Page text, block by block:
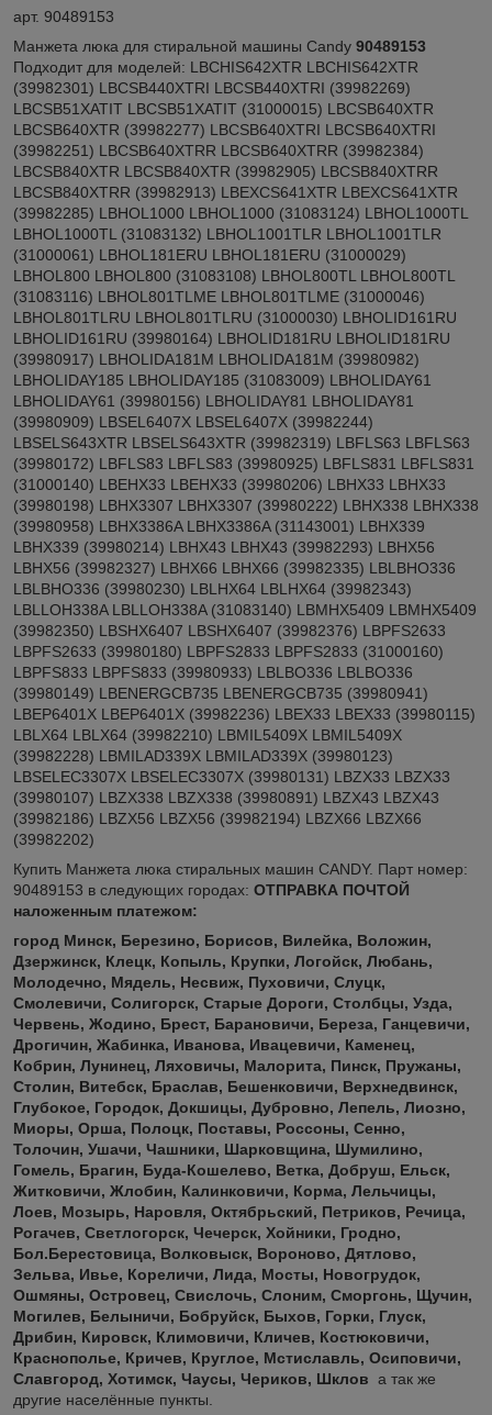
арт. 90489153
Манжета люка для стиральной машины Candy 90489153
Подходит для моделей: LBCHIS642XTR LBCHIS642XTR
(39982301) LBCSB440XTRI LBCSB440XTRI (39982269)
LBCSB51XATIT LBCSB51XATIT (31000015) LBCSB640XTR
LBCSB640XTR (39982277) LBCSB640XTRI LBCSB640XTRI
(39982251) LBCSB640XTRR LBCSB640XTRR (39982384)
LBCSB840XTR LBCSB840XTR (39982905) LBCSB840XTRR
LBCSB840XTRR (39982913) LBEXCS641XTR LBEXCS641XTR
(39982285) LBHOL1000 LBHOL1000 (31083124) LBHOL1000TL
LBHOL1000TL (31083132) LBHOL1001TLR LBHOL1001TLR
(31000061) LBHOL181ERU LBHOL181ERU (31000029)
LBHOL800 LBHOL800 (31083108) LBHOL800TL LBHOL800TL
(31083116) LBHOL801TLME LBHOL801TLME (31000046)
LBHOL801TLRU LBHOL801TLRU (31000030) LBHOLID161RU
LBHOLID161RU (39980164) LBHOLID181RU LBHOLID181RU
(39980917) LBHOLIDA181M LBHOLIDA181M (39980982)
LBHOLIDAY185 LBHOLIDAY185 (31083009) LBHOLIDAY61
LBHOLIDAY61 (39980156) LBHOLIDAY81 LBHOLIDAY81
(39980909) LBSEL6407X LBSEL6407X (39982244)
LBSELS643XTR LBSELS643XTR (39982319) LBFLS63 LBFLS63
(39980172) LBFLS83 LBFLS83 (39980925) LBFLS831 LBFLS831
(31000140) LBEHX33 LBEHX33 (39980206) LBHX33 LBHX33
(39980198) LBHX3307 LBHX3307 (39980222) LBHX338 LBHX338
(39980958) LBHX3386A LBHX3386A (31143001) LBHX339
LBHX339 (39980214) LBHX43 LBHX43 (39982293) LBHX56
LBHX56 (39982327) LBHX66 LBHX66 (39982335) LBLBHO336
LBLBHO336 (39980230) LBLHX64 LBLHX64 (39982343)
LBLLOH338A LBLLOH338A (31083140) LBMHX5409 LBMHX5409
(39982350) LBSHX6407 LBSHX6407 (39982376) LBPFS2633
LBPFS2633 (39980180) LBPFS2833 LBPFS2833 (31000160)
LBPFS833 LBPFS833 (39980933) LBLBO336 LBLBO336
(39980149) LBENERGCB735 LBENERGCB735 (39980941)
LBEP6401X LBEP6401X (39982236) LBEX33 LBEX33 (39980115)
LBLX64 LBLX64 (39982210) LBMIL5409X LBMIL5409X
(39982228) LBMILAD339X LBMILAD339X (39980123)
LBSELEC3307X LBSELEC3307X (39980131) LBZX33 LBZX33
(39980107) LBZX338 LBZX338 (39980891) LBZX43 LBZX43
(39982186) LBZX56 LBZX56 (39982194) LBZX66 LBZX66
(39982202)
Купить Манжета люка стиральных машин CANDY. Парт номер:
90489153 в следующих городах: ОТПРАВКА ПОЧТОЙ
наложенным платежом:
город Минск, Березино, Борисов, Вилейка, Воложин,
Дзержинск, Клецк, Копыль, Крупки, Логойск, Любань,
Молодечно, Мядель, Несвиж, Пуховичи, Слуцк,
Смолевичи, Солигорск, Старые Дороги, Столбцы, Узда,
Червень, Жодино, Брест, Барановичи, Береза, Ганцевичи,
Дрогичин, Жабинка, Иванова, Ивацевичи, Каменец,
Кобрин, Лунинец, Ляховичы, Малорита, Пинск, Пружаны,
Столин, Витебск, Браслав, Бешенковичи, Верхнедвинск,
Глубокое, Городок, Докшицы, Дубровно, Лепель, Лиозно,
Миоры, Орша, Полоцк, Поставы, Россоны, Сенно,
Толочин, Ушачи, Чашники, Шарковщина, Шумилино,
Гомель, Брагин, Буда-Кошелево, Ветка, Добруш, Ельск,
Житковичи, Жлобин, Калинковичи, Корма, Лельчицы,
Лоев, Мозырь, Наровля, Октябрьский, Петриков, Речица,
Рогачев, Светлогорск, Чечерск, Хойники, Гродно,
Бол.Берестовица, Волковыск, Вороново, Дятлово,
Зельва, Ивье, Кореличи, Лида, Мосты, Новогрудок,
Ошмяны, Островец, Свислочь, Слоним, Сморгонь, Щучин,
Могилев, Белыничи, Бобруйск, Быхов, Горки, Глуск,
Дрибин, Кировск, Климовичи, Кличев, Костюковичи,
Краснополье, Кричев, Круглое, Мстиславль, Осиповичи,
Славгород, Хотимск, Чаусы, Чериков, Шклов а так же
другие населённые пункты.